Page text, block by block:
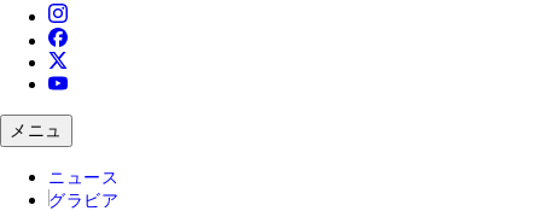
メニュ
ニュース
グラビア